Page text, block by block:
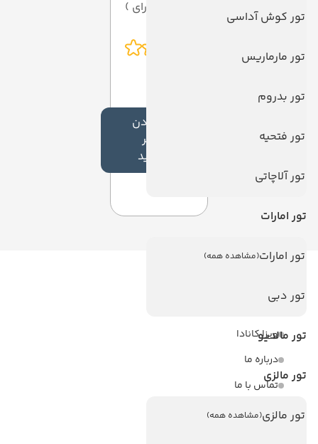
تور کوش آداسی
تور مارماریس
تور بدروم
تور فتحیه
تور آلاچاتی
تور امارات
تور امارات(مشاهده همه)
تور دبی
تور مالدیو
تور مالزی
تور مالزی(مشاهده همه)
افزودن
نظر
جدید
ویزا کانادا
درباره ما
تماس با ما
مجله گردشگری